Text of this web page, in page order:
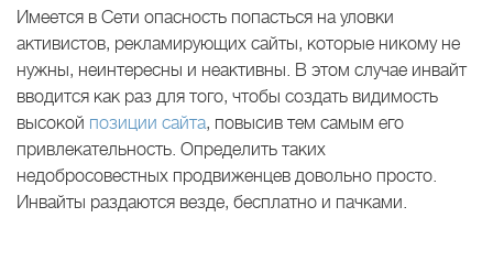
Имеется в Сети опасность попасться на уловки
активистов, рекламирующих сайты, которые никому не
нужны, неинтересны и неактивны. В этом случае инвайт
вводится как раз для того, чтобы создать видимость
высокой позиции сайта, повысив тем самым его
привлекательность. Определить таких
недобросовестных продвиженцев довольно просто.
Инвайты раздаются везде, бесплатно и пачками.